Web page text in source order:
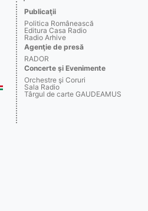
Publicaţii
Politica Românească
Editura Casa Radio
Radio Arhive
Agenţie de presă
RADOR
Concerte şi Evenimente
Orchestre şi Coruri
Sala Radio
Târgul de carte GAUDEAMUS